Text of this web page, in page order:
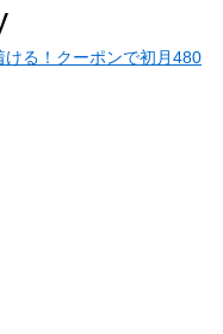
る！クーポンで初月480